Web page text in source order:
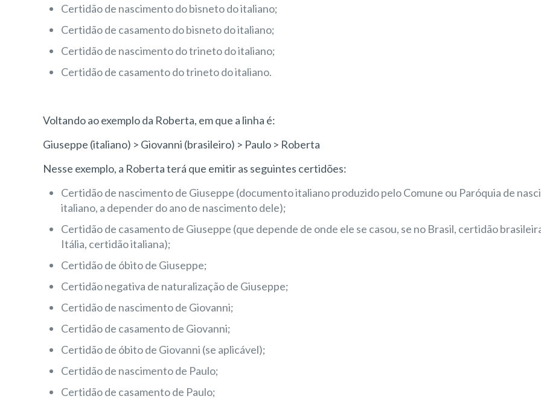
Certidão de nascimento do bisneto do italiano;
Certidão de casamento do bisneto do italiano;
Certidão de nascimento do trineto do italiano;
Certidão de casamento do trineto do italiano.
Voltando ao exemplo da Roberta, em que a linha é:
Giuseppe (italiano) > Giovanni (brasileiro) > Paulo > Roberta
Nesse exemplo, a Roberta terá que emitir as seguintes certidões:
Certidão de nascimento de Giuseppe (documento italiano produzido pelo Comune ou Paróquia de
italiano, a depender do ano de nascimento dele);
Certidão de casamento de Giuseppe (que depende de onde ele se casou, se no Brasil, certidão
Itália, certidão italiana);
Certidão de óbito de Giuseppe;
Certidão negativa de naturalização de Giuseppe;
Certidão de nascimento de Giovanni;
Certidão de casamento de Giovanni;
Certidão de óbito de Giovanni (se aplicável);
Certidão de nascimento de Paulo;
Certidão de casamento de Paulo;